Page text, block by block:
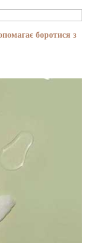
боротися з